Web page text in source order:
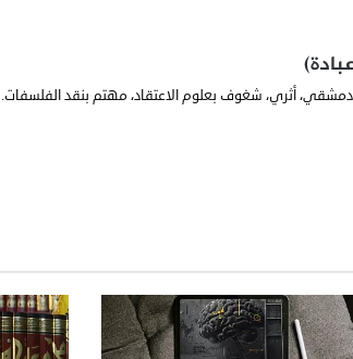
دمشقي، أثري، شغوف بعلوم الاعتقاد، مهتم بنقد الفلسفات.